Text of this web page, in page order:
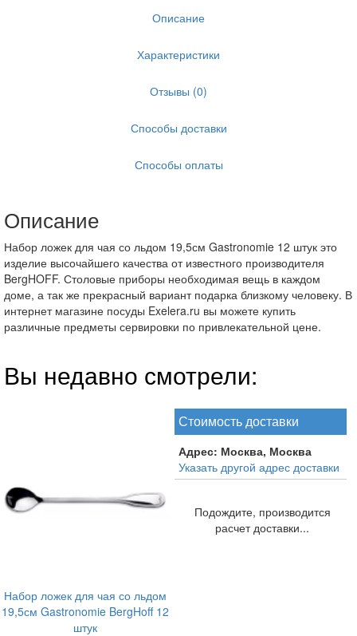
Описание
Характеристики
Отзывы (0)
Способы доставки
Способы оплаты
Описание
Набор ложек для чая со льдом 19,5см Gastronomie 12 штук это
изделие высочайшего качества от известного производителя
BergHOFF. Столовые приборы необходимая вещь в каждом
доме, а так же прекрасный вариант подарка близкому человеку. В
интернет магазине посуды Exelera.ru вы можете купить
различные предметы сервировки по привлекательной цене.
Вы недавно смотрели:
Набор ложек для чая со льдом
19,5см Gastronomie BergHoff 12
штук
Стоимость доставки
Адрес: Москва, Москва
Указать другой адрес доставки
Подождите, производится
расчет доставки...